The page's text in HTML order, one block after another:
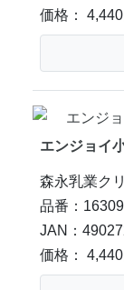
価格： 4,440
エンジョイ
森永乳業ク
品番：
JAN：
価格： 4,440